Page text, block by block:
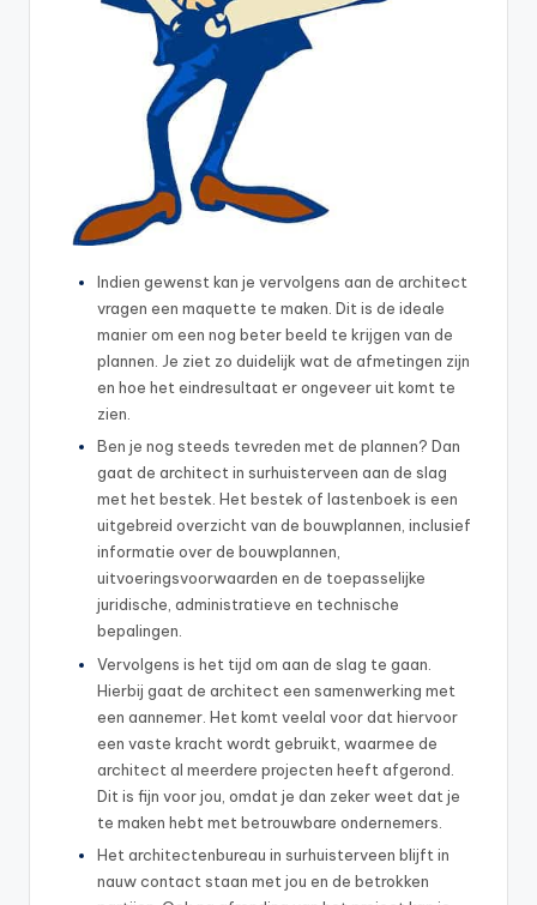
Indien gewenst kan je vervolgens aan de architect
vragen een maquette te maken. Dit is de ideale
manier om een nog beter beeld te krijgen van de
plannen. Je ziet zo duidelijk wat de afmetingen zijn
en hoe het eindresultaat er ongeveer uit komt te
zien.
Ben je nog steeds tevreden met de plannen? Dan
gaat de architect in surhuisterveen aan de slag
met het bestek. Het bestek of lastenboek is een
uitgebreid overzicht van de bouwplannen, inclusief
informatie over de bouwplannen,
uitvoeringsvoorwaarden en de toepasselijke
juridische, administratieve en technische
bepalingen.
Vervolgens is het tijd om aan de slag te gaan.
Hierbij gaat de architect een samenwerking met
een aannemer. Het komt veelal voor dat hiervoor
een vaste kracht wordt gebruikt, waarmee de
architect al meerdere projecten heeft afgerond.
Dit is fijn voor jou, omdat je dan zeker weet dat je
te maken hebt met betrouwbare ondernemers.
Het architectenbureau in surhuisterveen blijft in
nauw contact staan met jou en de betrokken